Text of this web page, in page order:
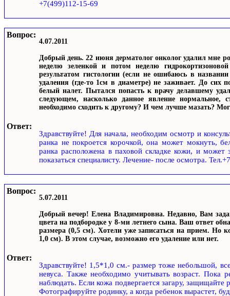
+7(499)112-15-69
Вопрос:
4.07.2011
Добрый день. 22 июня дерматолог онколог удалил мне
неделю зеленкой и потом неделю
результатом гистологии (если не ошибаюсь в
удаления (где-то 1см в диаметре) не заживает. До сих
белый налет. Пытался попасть к врачу делавшему
следующем, насколько данное явление
необходимо сходить к другому? И чем лучше мазать?
Ответ:
Здравствуйте! Для начала, необходим осмотр и
ранка не покроется корочкой, она может мокнуть,
ранка расположена в паховой складке кожи, и
показаться специалисту. Лечение- после осмотра.
Вопрос:
5.07.2011
Добрый вечер! Елена Владимировна. Недавно, Вам
цвета на подбородке у 8-ми летнего сына. Ваш ответ
размера (0,5 см). Хотели уже записаться на прием. Но
1,0 см). В этом случае, возможно его удаление или нет.
Ответ:
Здравствуйте! 1,5*1,0 см.- размер тоже небольшой,
невуса. Также необходимо учитывать возраст. Пока
наблюдать. Если кожа подвергается загару,
Фотографируйте родинку, а когда ребенок вырастет,